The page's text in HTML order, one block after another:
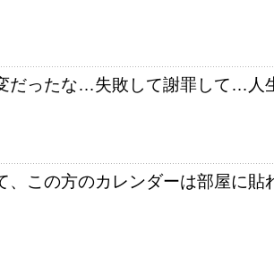
だったな…失敗して謝罪して…人
この方のカレンダーは部屋に貼